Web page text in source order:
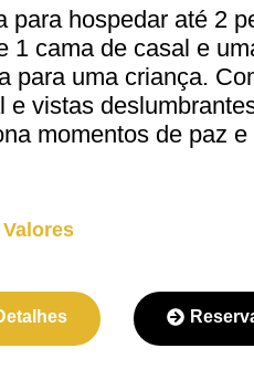
para hospedar até 2
1 cama de casal e
para uma criança.
e vistas
momentos de paz